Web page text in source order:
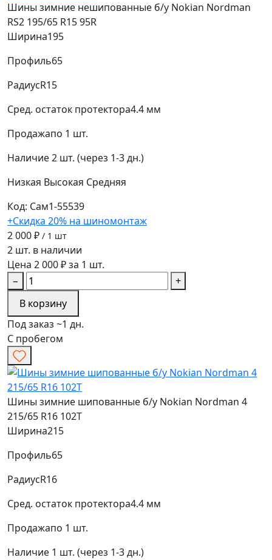
Шины зимние нешипованные б/у Nokian Nordman
RS2 195/65 R15 95R
Ширина195
Профиль65
РадиусR15
Сред. остаток протектора4.4 мм
Продажапо 1 шт.
Наличие2 шт. (через 1-3 дн.)
Низкая Высокая Средняя
Код: Сам1-55539
+Скидка 20% на шиномонтаж
2 000 ₽ / 1 шт
2 шт. в наличии
Цена 2 000 ₽ за 1 шт.
−
+
В корзину
Под заказ ~1 дн.
С пробегом
Шины зимние шипованные б/у Nokian Nordman 4
215/65 R16 102T
Ширина215
Профиль65
РадиусR16
Сред. остаток протектора4.4 мм
Продажапо 1 шт.
Наличие 1 шт. (через 1-3 дн.)